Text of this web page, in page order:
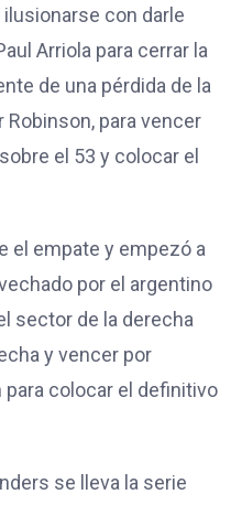
con darle
Arriola para cerrar la
de una pérdida de la
Robinson, para vencer
el 53 y colocar el
el empate y empezó a
por el argentino
sector de la derecha
y vencer por
colocar el definitivo
se lleva la serie